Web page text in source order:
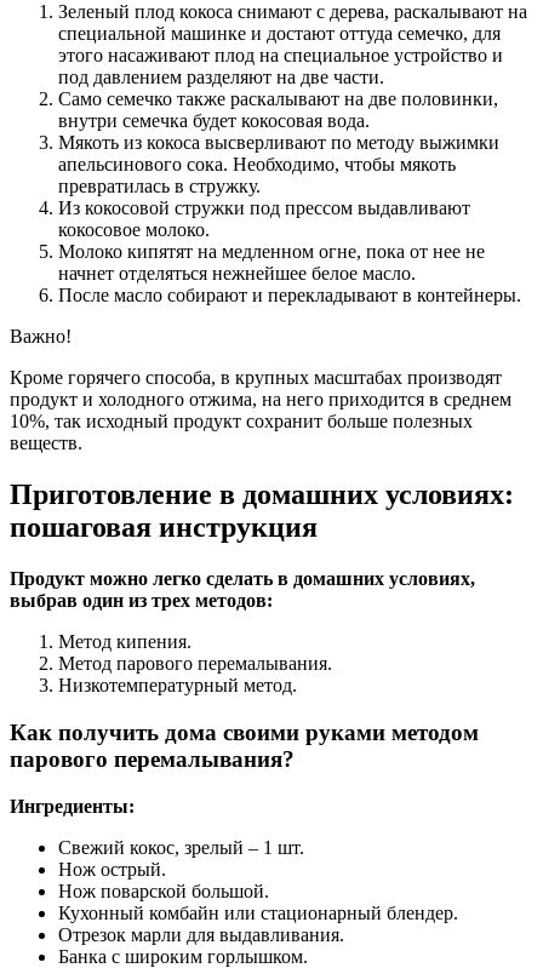
Зеленый плод кокоса снимают с дерева, раскалывают на
специальной машинке и достают оттуда семечко, для
этого насаживают плод на специальное устройство и
под давлением разделяют на две части.
Само семечко также раскалывают на две половинки,
внутри семечка будет кокосовая вода.
Мякоть из кокоса высверливают по методу выжимки
апельсинового сока. Необходимо, чтобы мякоть
превратилась в стружку.
Из кокосовой стружки под прессом выдавливают
кокосовое молоко.
Молоко кипятят на медленном огне, пока от нее не
начнет отделяться нежнейшее белое масло.
После масло собирают и перекладывают в контейнеры.
Важно!
Кроме горячего способа, в крупных масштабах производят
продукт и холодного отжима, на него приходится в среднем
10%, так исходный продукт сохранит больше полезных
веществ.
Приготовление в домашних условиях:
пошаговая инструкция
Продукт можно легко сделать в домашних условиях,
выбрав один из трех методов:
Метод кипения.
Метод парового перемалывания.
Низкотемпературный метод.
Как получить дома своими руками методом
парового перемалывания?
Ингредиенты:
Свежий кокос, зрелый – 1 шт.
Нож острый.
Нож поварской большой.
Кухонный комбайн или стационарный блендер.
Отрезок марли для выдавливания.
Банка с широким горлышком.